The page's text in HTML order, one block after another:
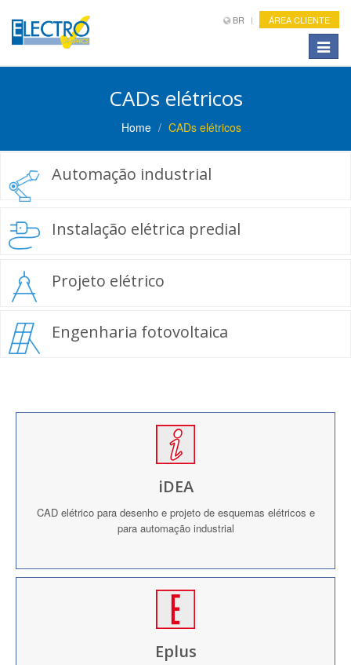
BR ÁREA CLIENTE
Toggle
CADs elétricos
Home CADs elétricos
Automação industrial
Instalação elétrica predial
Projeto elétrico
Engenharia fotovoltaica
iDEA
CAD elétrico para desenho e projeto de esquemas elétricos e
para automação industrial
Eplus